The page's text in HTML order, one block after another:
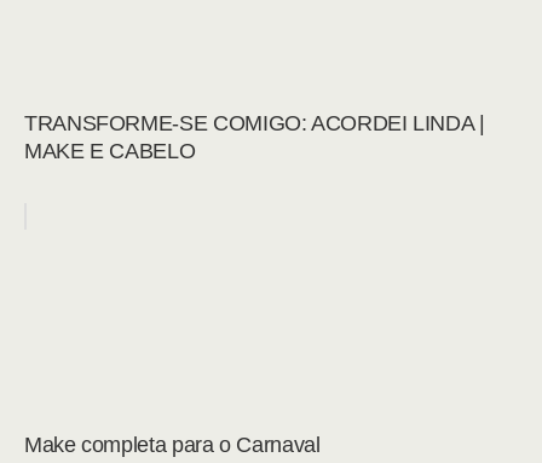
TRANSFORME-SE COMIGO: ACORDEI LINDA |
MAKE E CABELO
Make completa para o Carnaval